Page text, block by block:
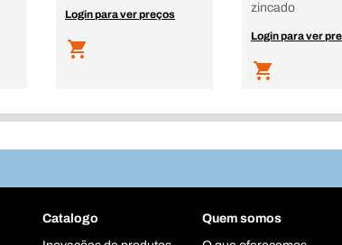
Login para ver preços
zincado
Login para ver
Catalogo
Quem somos